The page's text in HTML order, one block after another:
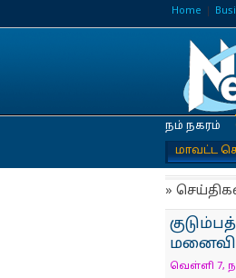
Home
நம் நகரம்
மாவட்ட
»
மனைவி
வெள்ளி 7,